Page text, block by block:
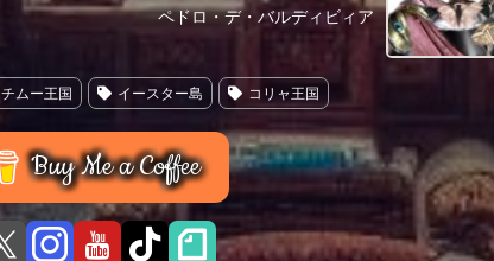
ペドロ・デ・バルディビィア
チムー王国 イースター島 コリャ王国
Buy Me a Coffee